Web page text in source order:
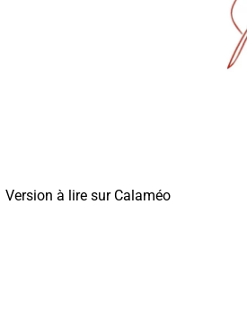
Version à lire sur Calaméo